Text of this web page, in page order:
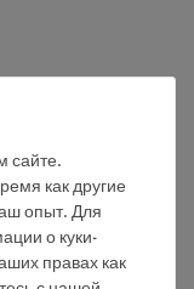
цепочки
Таким образом,
могут быть
вакуумной
сайте.
как другие
опыт. Для
о куки-
правах как